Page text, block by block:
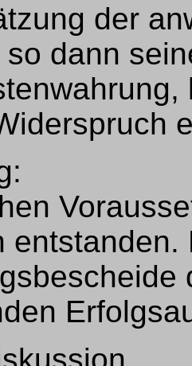
der
so dann